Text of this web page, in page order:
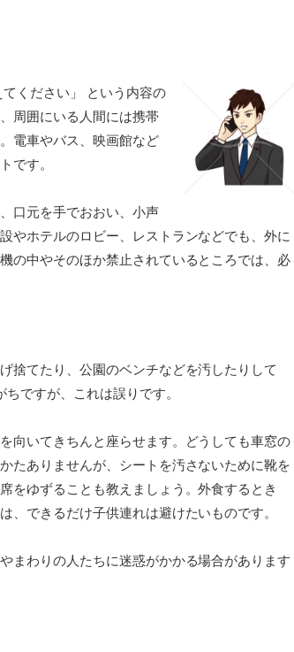
ください」 という内容の
周囲にいる人間には携帯
電車やバス、映画館など
です。
口元を手でおおい、小声
やホテルのロビー、レストランなどでも、外に
の中やそのほか禁止されているところでは、必
捨てたり、公園のベンチなどを汚したりして
ですが、これは誤りです。
向いてきちんと座らせます。どうしても車窓の
たありませんが、シートを汚さないために靴を
をゆずることも教えましょう。外食するとき
、できるだけ子供連れは避けたいものです。
まわりの人たちに迷惑がかかる場合があります